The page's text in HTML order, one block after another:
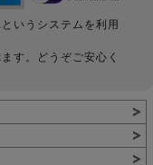
いうシステムを利用
す。どうぞご安心く